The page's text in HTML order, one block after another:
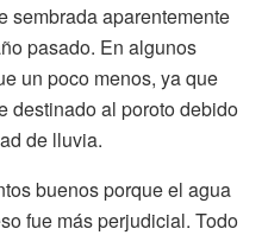
sembrada aparentemente
pasado. En algunos
un poco menos, ya que
destinado al poroto debido
de lluvia.
buenos porque el agua
fue más perjudicial. Todo